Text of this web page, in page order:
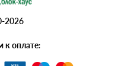
2026
к оплате: